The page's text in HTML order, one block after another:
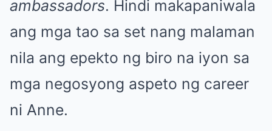
ambassadors. Hindi makapaniwala
ang mga tao sa set nang malaman
nila ang epekto ng biro na iyon sa
mga negosyong aspeto ng career
ni Anne.